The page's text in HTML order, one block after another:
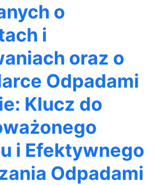
o
i
oraz o
Odpadami
Klucz do
i Efektywnego
Odpadami